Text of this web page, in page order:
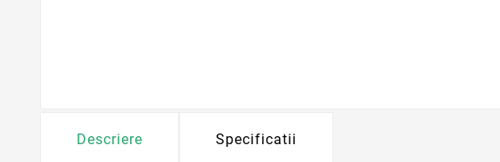
Descriere Specificatii